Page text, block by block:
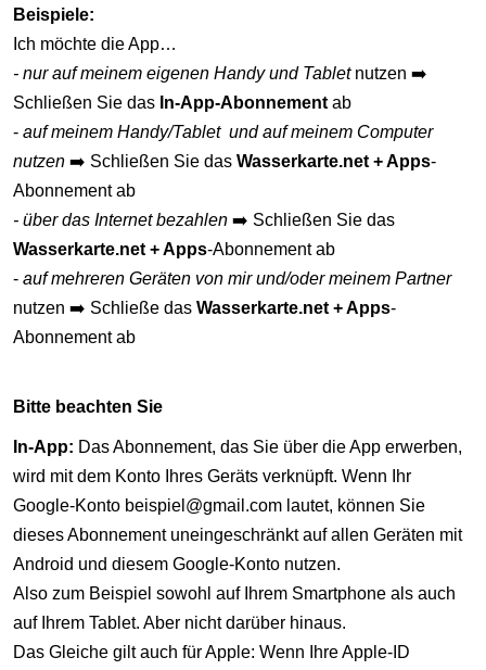
Beispiele:
Ich möchte die App…
- nur auf meinem eigenen Handy und Tabletnutzen ➡️
Schließen Sie das In-App-Abonnement ab
- auf meinem Handy/Tablet und auf meinem Computer
nutzen ➡️ Schließen Sie das Wasserkarte.net + Apps-
Abonnement ab
- über das Internet bezahlen ➡️ Schließen Sie das
Wasserkarte.net + Apps-Abonnement ab
- auf mehreren Geräten von mir und/oder meinem Partner
nutzen ➡️ Schließe das Wasserkarte.net + Apps-
Abonnement ab
Bitte beachten Sie
In-App: Das Abonnement, das Sie über die App erwerben,
wird mit dem Konto Ihres Geräts verknüpft. Wenn Ihr
Google-Konto beispiel@gmail.com lautet, können Sie
dieses Abonnement uneingeschränkt auf allen Geräten mit
Android und diesem Google-Konto nutzen.
Also zum Beispiel sowohl auf Ihrem Smartphone als auch
auf Ihrem Tablet. Aber nicht darüber hinaus.
Das Gleiche gilt auch für Apple: Wenn Ihre Apple-ID